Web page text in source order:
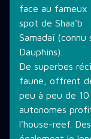
STAGE PLONGÉE
INFORMATIONS
CONTACT
face au fameux
spot de Shaa'b
Samadaï (connu
Dauphins).
De superbes
faune, offrent
peu à peu de
autonomes
l'house-reef.